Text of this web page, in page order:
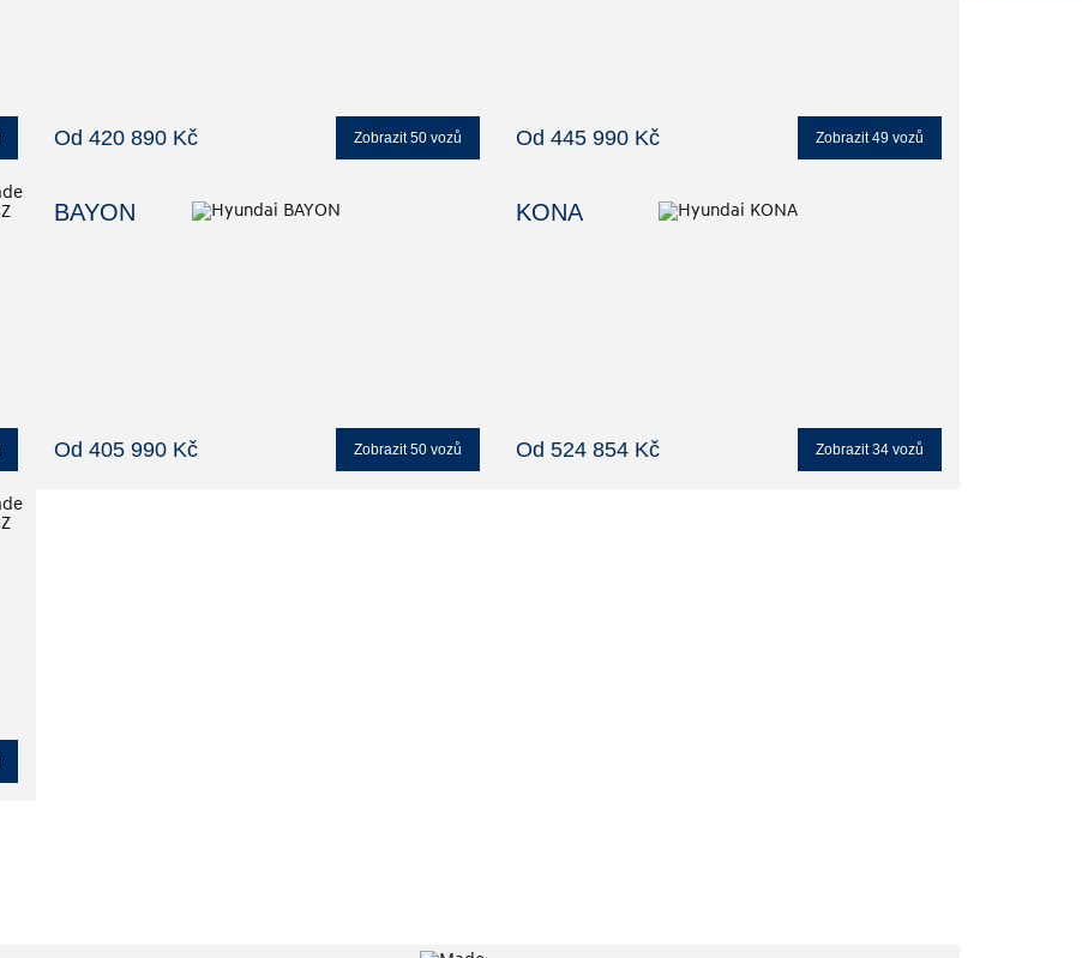
Od 420 890 Kč Zobrazit50vozů Od 445 990 Kč Zobrazit49vozů
BAYON
Od 405 990 Kč Zobrazit50vozů
KONA
Od 524 854 Kč Zobrazit34vozů